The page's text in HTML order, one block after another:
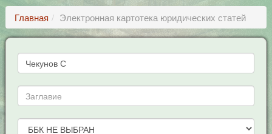
Главная Электронная картотека юридических статей